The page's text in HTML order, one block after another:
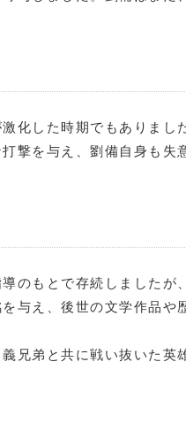
化した時期でもありま
撃を与え、劉備自身も失
のもとで存続しました
与え、後世の文学作品や
兄弟と共に戦い抜いた